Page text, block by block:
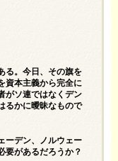
る。今日、その旗を
資本主義から完全に
がソ連ではなくデン
るかに曖昧なもので
ーデン、ノルウェー
要があるだろうか？